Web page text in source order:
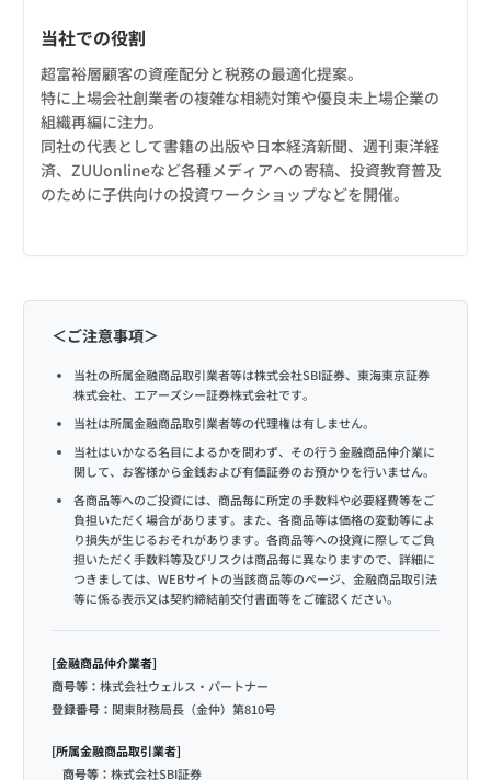
当社での役割
超富裕層顧客の資産配分と税務の最適化提案。
特に上場会社創業者の複雑な相続対策や優良未上場企業の
組織再編に注力。
同社の代表として書籍の出版や日本経済新聞、週刊東洋経
済、ZUUonlineなど各種メディアへの寄稿、投資教育普及
のために子供向けの投資ワークショップなどを開催。
＜ご注意事項＞
当社の所属金融商品取引業者等は株式会社SBI証券、東海東京証券
株式会社、エアーズシー証券株式会社です。
当社は所属金融商品取引業者等の代理権は有しません。
当社はいかなる名目によるかを問わず、その行う金融商品仲介業に
関して、お客様から金銭および有価証券のお預かりを行いません。
各商品等へのご投資には、商品毎に所定の手数料や必要経費等をご
負担いただく場合があります。また、各商品等は価格の変動等によ
り損失が生じるおそれがあります。各商品等への投資に際してご負
担いただく手数料等及びリスクは商品毎に異なりますので、詳細に
つきましては、WEBサイトの当該商品等のページ、金融商品取引法
等に係る表示又は契約締結前交付書面等をご確認ください。
[金融商品仲介業者]
商号等： 株式会社ウェルス・パートナー
登録番号： 関東財務局長（金仲）第810号
[所属金融商品取引業者]
商号等： 株式会社SBI証券